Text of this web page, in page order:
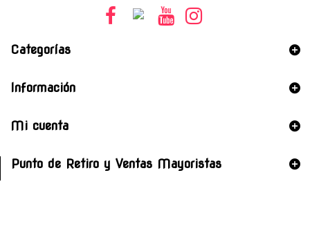
Categorías
Información
Mi cuenta
Punto de Retiro y Ventas Mayoristas